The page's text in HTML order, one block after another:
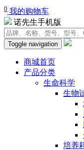
0 我的购物车
诺先生手机版
Toggle navigation
商城首页
产品分类
生命科学
生物
培养